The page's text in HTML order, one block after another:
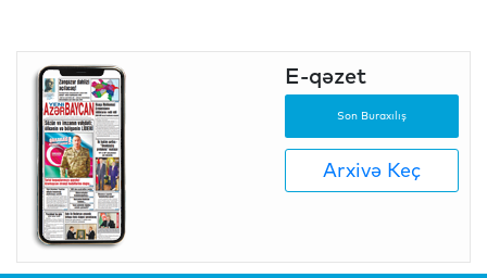
E-qəzet
Son Buraxılış
Arxivə Keç